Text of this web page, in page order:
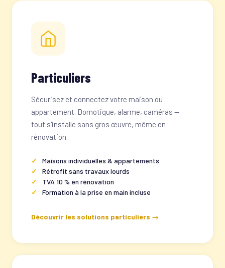
Particuliers
Sécurisez et connectez votre maison ou
appartement. Domotique, alarme, caméras —
tout s'installe sans gros œuvre, même en
rénovation.
Maisons individuelles & appartements
Rétrofit sans travaux lourds
TVA 10 % en rénovation
Formation à la prise en main incluse
Découvrir les solutions particuliers →